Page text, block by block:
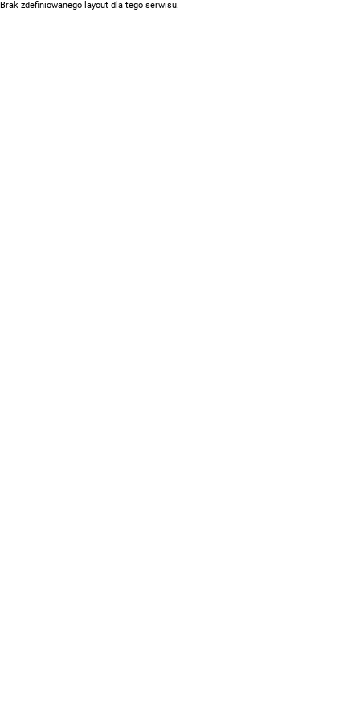
Brak zdefiniowanego layout dla tego serwisu.